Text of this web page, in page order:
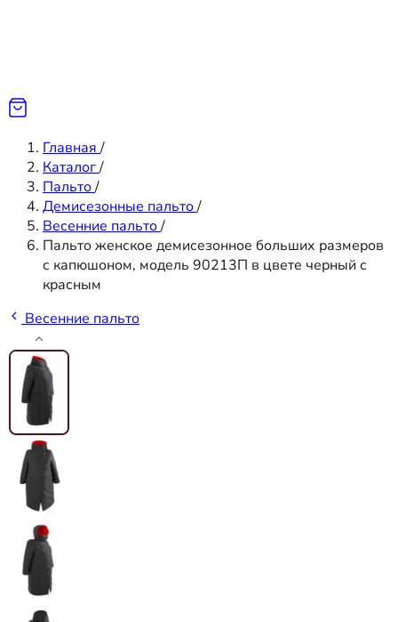
Главная /
Каталог/
Пальто/
Демисезонные пальто/
Весенние пальто/
Пальто женское демисезонное больших размеров
с капюшоном, модель 90213П в цвете черный с
красным
Весенние пальто